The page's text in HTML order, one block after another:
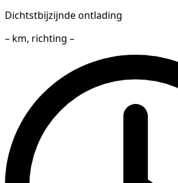
Dichtstbijzijnde ontlading
– km, richting –